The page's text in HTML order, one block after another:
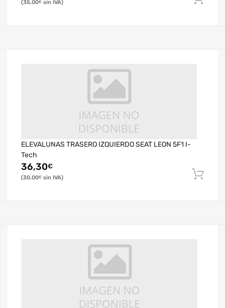
35,00€
ELEVALUNAS TRASERO IZQUIERDO SEAT LEON 5F1 I-
Tech
36,30€
30,00€